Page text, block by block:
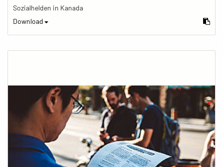
Sozialhelden in Kanada
Download